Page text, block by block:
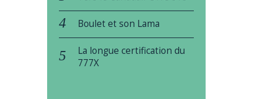
Boulet et son Lama
La longue certification du
777X